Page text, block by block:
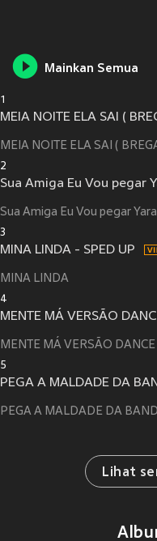
Mainkan Semua
1
MEIA NOITE ELA SAI (
MEIA NOITE ELA SAI (
2
Sua Amiga Eu Vou pegar
Sua Amiga Eu Vou pegar
3
MINA LINDA - SPED UP
MINA LINDA
4
MENTE MÁ VERSÃO
MENTE MÁ VERSÃO DANCE
5
PEGA A MALDADE DA
PEGA A MALDADE DA
Lihat